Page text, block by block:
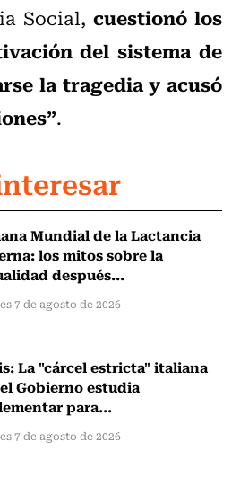
Social, cuestionó los
del sistema de
la tragedia y acusó
.
Mundial de la Lactancia
los mitos sobre la
después...
7 de agosto de 2026
La "cárcel estricta" italiana
Gobierno estudia
para...
7 de agosto de 2026